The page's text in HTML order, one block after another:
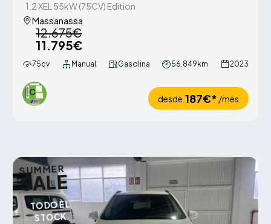
1.2 XEL 55kW (75CV) Edition
Massanassa
12.675€
11.795€
75cv Manual Gasolina 56.849km 2023
desde 187€* /mes
SUMMER
SALE
TODO EL
STOCK